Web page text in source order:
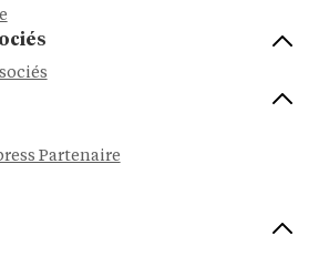
Partenaire